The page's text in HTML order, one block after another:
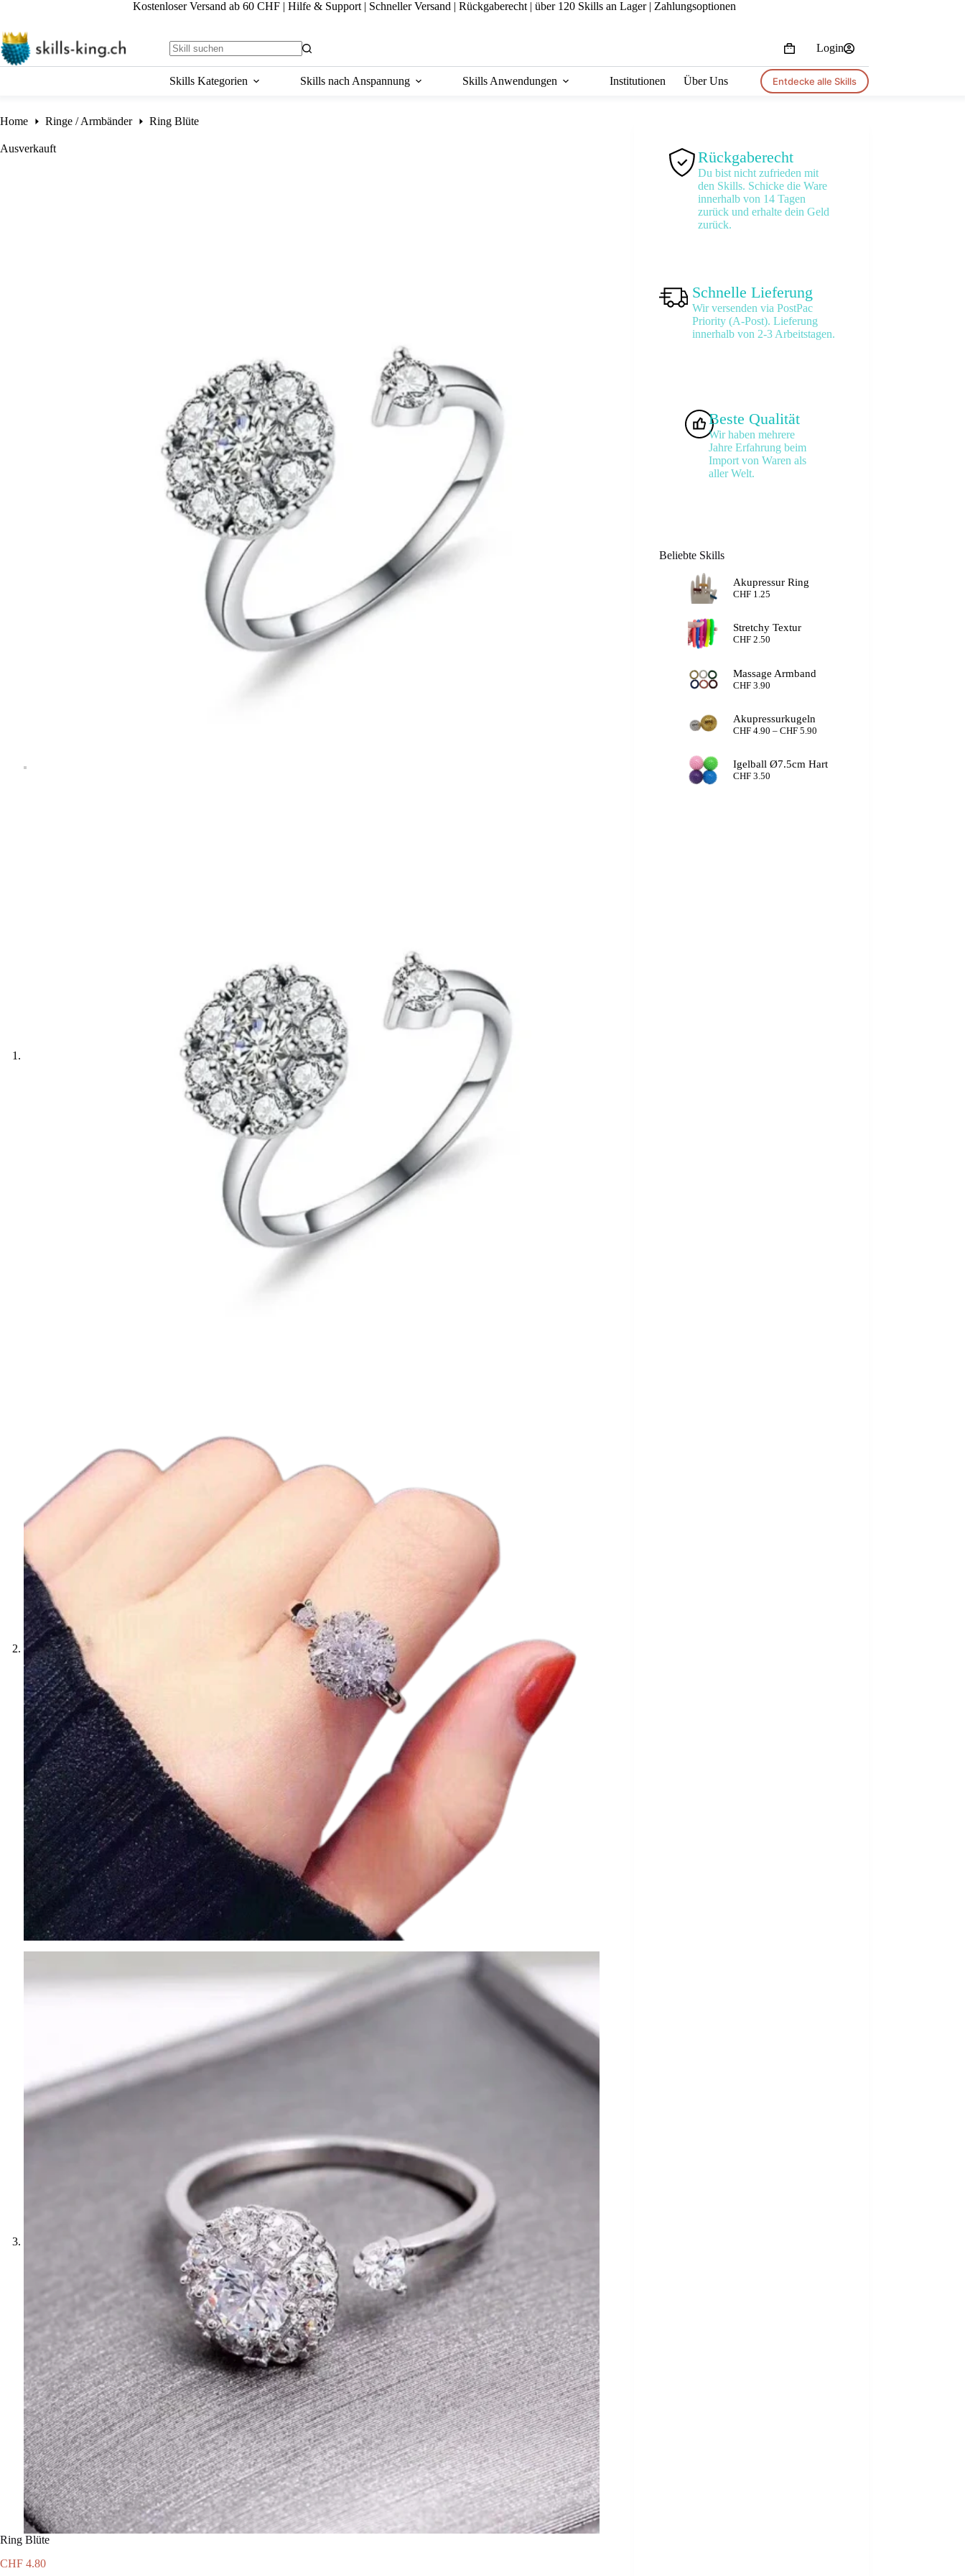
content
Kostenloser Versand ab 60 CHF| Hilfe & Support| Schneller Versand | Rückgaberecht | über 120 Skills an Lager | Zahlungsoptionen
results
Shopping
cart
Login
Skills Kategorien Skills nach Anspannung Skills Anwendungen Institutionen Über Uns Entdecke alle Skills
Home Ringe / Armbänder Ring Blüte
Ausverkauft
Ring Blüte
CHF 4.80
Rückgaberecht
Du bist nicht zufrieden mit
den Skills. Schicke die Ware
innerhalb von 14 Tagen
zurück und erhalte dein Geld
zurück.
Schnelle Lieferung
Wir versenden via PostPac
Priority (A-Post). Lieferung
innerhalb von 2-3 Arbeitstagen.
Beste Qualität
Wir haben mehrere
Jahre Erfahrung beim
Import von Waren als
aller Welt.
Beliebte Skills
Akupressur Ring
CHF 1.25
Stretchy Textur
CHF 2.50
Massage Armband
CHF 3.90
Akupressurkugeln
CHF 4.90 –CHF 5.90
CHF 5.90
Igelball Ø7.5cm Hart
CHF 3.50